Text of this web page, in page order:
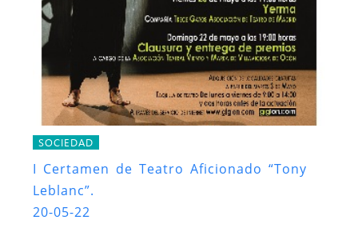
SOCIEDAD
I Certamen de Teatro Aficionado “Tony
Leblanc”.
20-05-22